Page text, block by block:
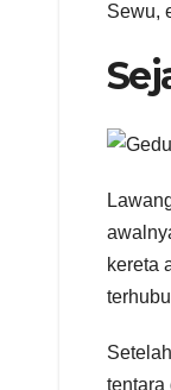
Sewu,
kereta
tentara